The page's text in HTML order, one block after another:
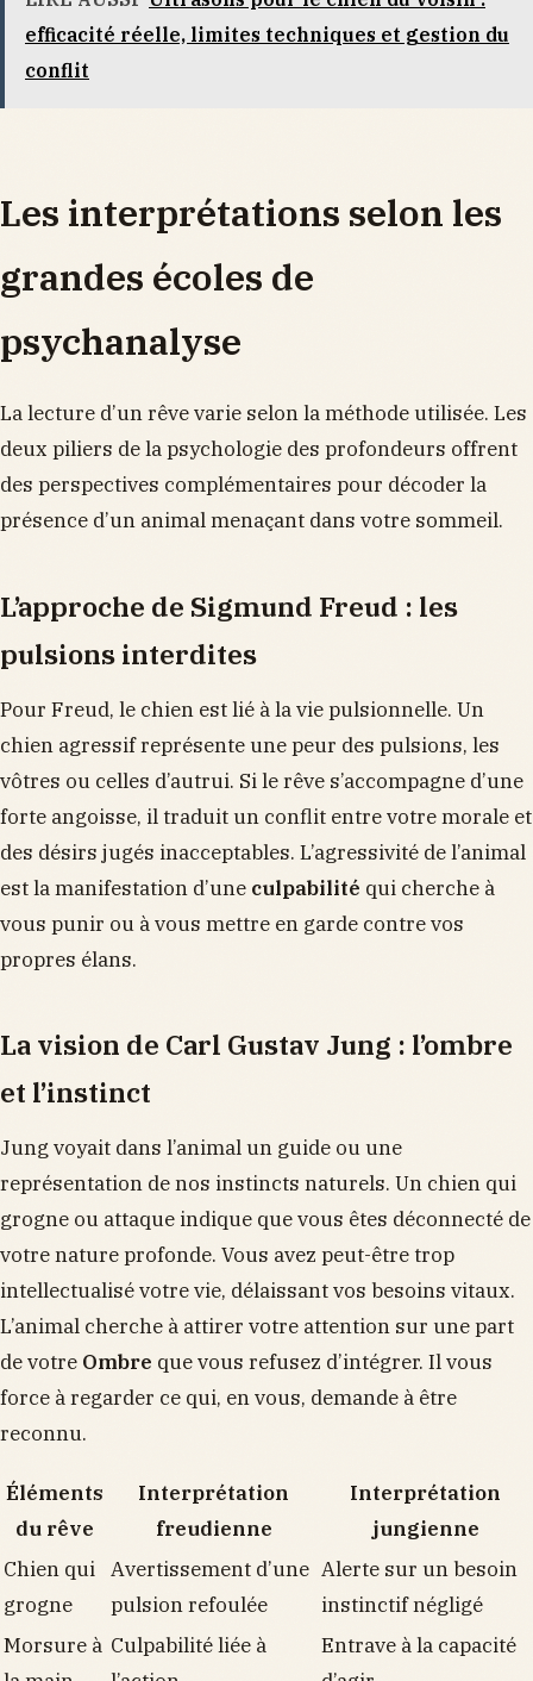
efficacité réelle, limites techniques et gestion du
conflit
Les interprétations selon les
grandes écoles de
psychanalyse
La lecture d’un rêve varie selon la méthode utilisée. Les
deux piliers de la psychologie des profondeurs offrent
des perspectives complémentaires pour décoder la
présence d’un animal menaçant dans votre sommeil.
L’approche de Sigmund Freud : les
pulsions interdites
Pour Freud, le chien est lié à la vie pulsionnelle. Un
chien agressif représente une peur des pulsions, les
vôtres ou celles d’autrui. Si le rêve s’accompagne d’une
forte angoisse, il traduit un conflit entre votre morale et
des désirs jugés inacceptables. L’agressivité de l’animal
est la manifestation d’une culpabilité qui cherche à
vous punir ou à vous mettre en garde contre vos
propres élans.
La vision de Carl Gustav Jung : l’ombre
et l’instinct
Jung voyait dans l’animal un guide ou une
représentation de nos instincts naturels. Un chien qui
grogne ou attaque indique que vous êtes déconnecté de
votre nature profonde. Vous avez peut-être trop
intellectualisé votre vie, délaissant vos besoins vitaux.
L’animal cherche à attirer votre attention sur une part
de votre Ombre que vous refusez d’intégrer. Il vous
force à regarder ce qui, en vous, demande à être
reconnu.
Éléments
du rêve
Interprétation
freudienne
Interprétation
jungienne
Chien qui
grogne
Avertissement d’une
pulsion refoulée
Alerte sur un besoin
instinctif négligé
Morsure à Culpabilité liée à
Entrave à la capacité